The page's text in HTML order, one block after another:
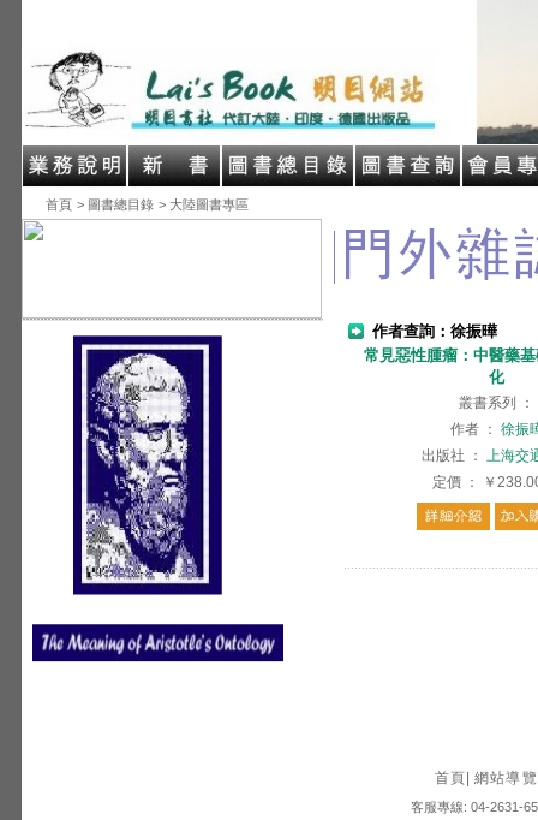
首頁 > 圖書總目錄 > 大陸圖書專區
作者查詢：徐振曄
常見惡性腫瘤：中醫藥
化
叢書系列
：
作者 ： 徐振
出版社
： 上海交
定價 ： ￥
首頁 網站導覽
客服專線: 04-2631-